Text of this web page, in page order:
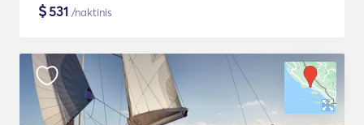
$531 /naktinis